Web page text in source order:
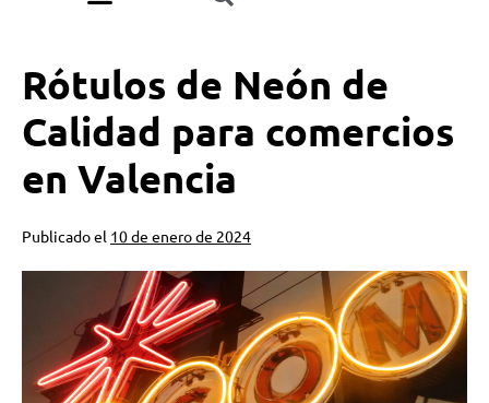
Rótulos de Neón de
Calidad para comercios
en Valencia
Publicado el 10 de enero de 2024